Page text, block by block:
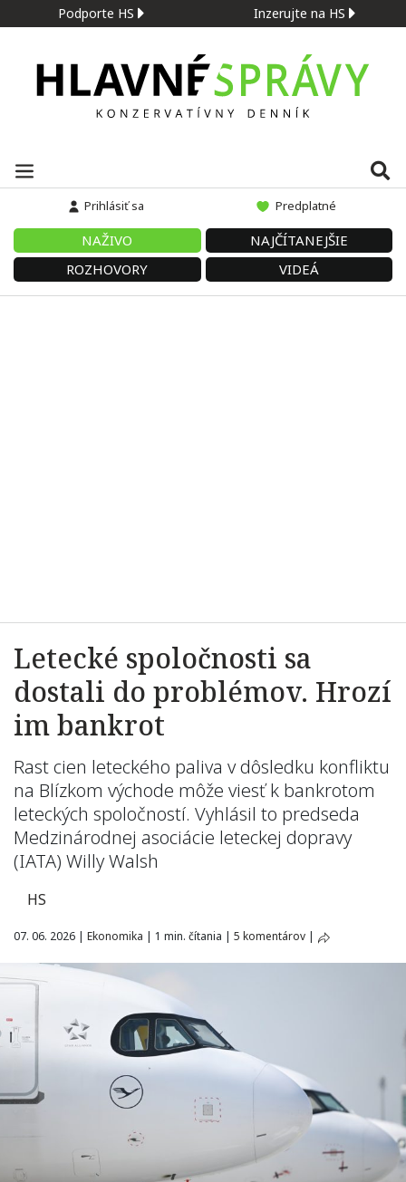
Podporte HS Inzerujte na HS
Prihlásiť sa Predplatné
NAŽIVO
NAJČÍTANEJŠIE
ROZHOVORY
VIDEÁ
Letecké spoločnosti sa
dostali do problémov. Hrozí
im bankrot
Rast cien leteckého paliva v dôsledku konfliktu
na Blízkom východe môže viesť k bankrotom
leteckých spoločností. Vyhlásil to predseda
Medzinárodnej asociácie leteckej dopravy
(IATA) Willy Walsh
HS
07. 06. 2026 | Ekonomika | 1 min. čítania | 5 komentárov |